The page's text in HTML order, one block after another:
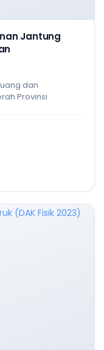
Jantung
dan
Provinsi